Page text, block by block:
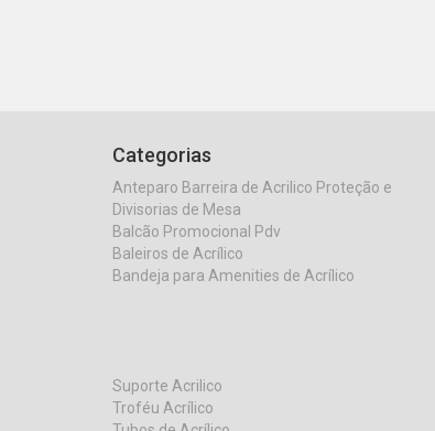
Categorias
Anteparo Barreira de Acrilico Proteção e
Divisorias de Mesa
Balcão Promocional Pdv
Baleiros de Acrílico
Bandeja para Amenities de Acrílico
Suporte Acrilico
Troféu Acrílico